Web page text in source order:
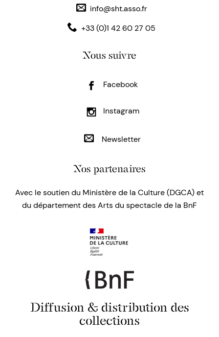
info@sht.asso.fr
+33 (0)1 42 60 27 05
Nous suivre
Facebook
Instagram
Newsletter
Nos partenaires
Avec le soutien du Ministère de la Culture (DGCA) et
du département des Arts du spectacle de la BnF
Diffusion & distribution des
collections